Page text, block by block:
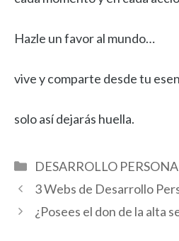
Hazle un favor al mundo…
vive y comparte desde tu
solo así dejarás huella.
Categorías
DESARROLLO
3 Webs de Desarrollo
¿Posees el don de la alta